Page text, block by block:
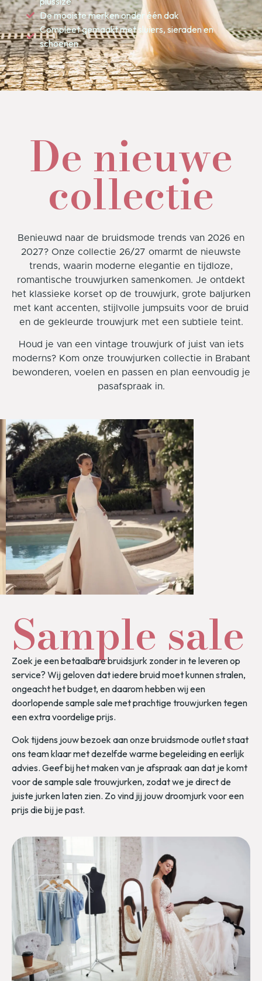
De mooiste merken onder één dak
Compleet gemaakt met sluiers, sieraden en
schoenen
De nieuwe
collectie
Benieuwd naar de bruidsmode trends van 2026 en
2027? Onze collectie 26/27 omarmt de nieuwste
trends, waarin moderne elegantie en tijdloze,
romantische trouwjurken samenkomen. Je ontdekt
het klassieke korset op de trouwjurk, grote baljurken
met kant accenten, stijlvolle jumpsuits voor de bruid
en de gekleurde trouwjurk met een subtiele teint.
Houd je van een vintage trouwjurk of juist van iets
moderns? Kom onze trouwjurken collectie in Brabant
bewonderen, voelen en passen en plan eenvoudig je
pasafspraak in.
Sample sale
Zoek je een betaalbare bruidsjurk zonder in te leveren op
service? Wij geloven dat iedere bruid moet kunnen stralen,
ongeacht het budget, en daarom hebben wij een
doorlopende sample sale met prachtige trouwjurken tegen
een extra voordelige prijs.
Ook tijdens jouw bezoek aan onze bruidsmode outlet staat
ons team klaar met dezelfde warme begeleiding en eerlijk
advies. Geef bij het maken van je afspraak aan dat je komt
voor de sample sale trouwjurken, zodat we je direct de
juiste jurken laten zien. Zo vind jij jouw droomjurk voor een
prijs die bij je past.